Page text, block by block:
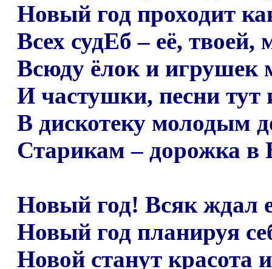
Новый год проходит
Всех судЕб– её, твоей,
Всюду ёлок и игрушек
И частушки, песни тут
В дискотеку молодым
Старикам– дорожка
Новый год! Всяк ждал
Новый год планируя
Новой станут красота